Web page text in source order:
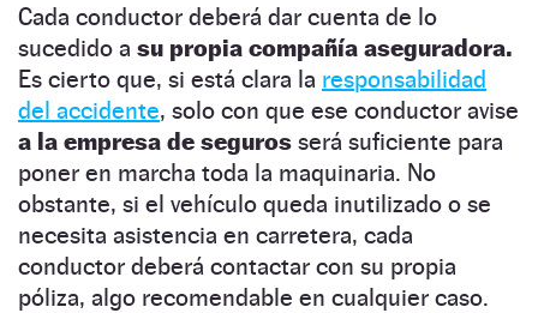
Cada conductor deberá dar cuenta de lo
sucedido a su propia compañía aseguradora.
Es cierto que, si está clara la responsabilidad
del accidente, solo con que ese conductor avise
a la empresa de seguros será suficiente para
poner en marcha toda la maquinaria. No
obstante, si el vehículo queda inutilizado o se
necesita asistencia en carretera, cada
conductor deberá contactar con su propia
póliza, algo recomendable en cualquier caso.